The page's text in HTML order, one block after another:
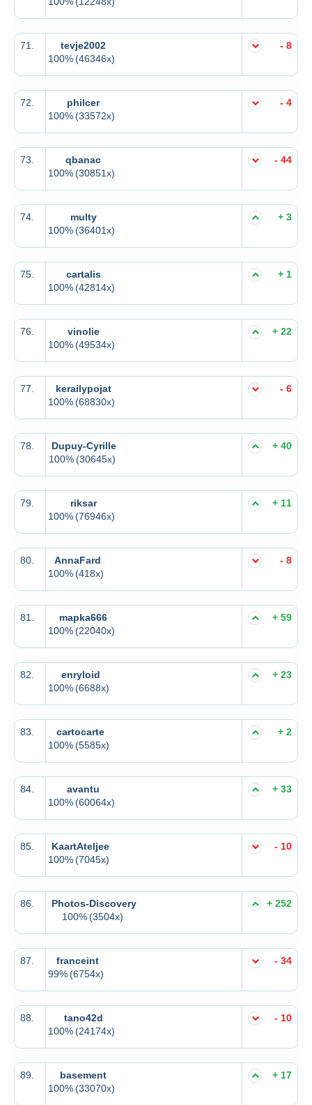
71.
tevje2002
100%(46346x)
- 8
72.
philcer
100%(33572x)
- 4
73.
qbanac
100%(30851x)
- 44
74.
multy
100%(36401x)
+ 3
75.
cartalis
100%(42814x)
+ 1
76.
vinolie
100%(49534x)
+ 22
77.
kerailypojat
100%(68830x)
- 6
78.
Dupuy-Cyrille
100%(30645x)
+ 40
79.
riksar
100%(76946x)
+ 11
80.
AnnaFard
100%(418x)
- 8
81.
mapka666
100%(22040x)
+ 59
82.
enryloid
100%(6688x)
+ 23
83.
cartocarte
100%(5585x)
+ 2
84.
avantu
100%(60064x)
+ 33
85.
KaartAteljee
100%(7045x)
- 10
86.
Photos-Discovery
100% (3504x)
+ 252
87.
franceint
99%(6754x)
- 34
88.
tano42d
100%(24174x)
- 10
89.
basement
100%(33070x)
+ 17